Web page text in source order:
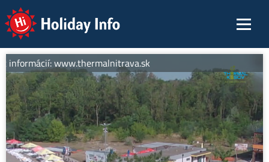
Holiday Info
www.thermalnitrava.sk